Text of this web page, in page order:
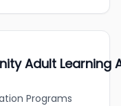
Adult Learning
Programs